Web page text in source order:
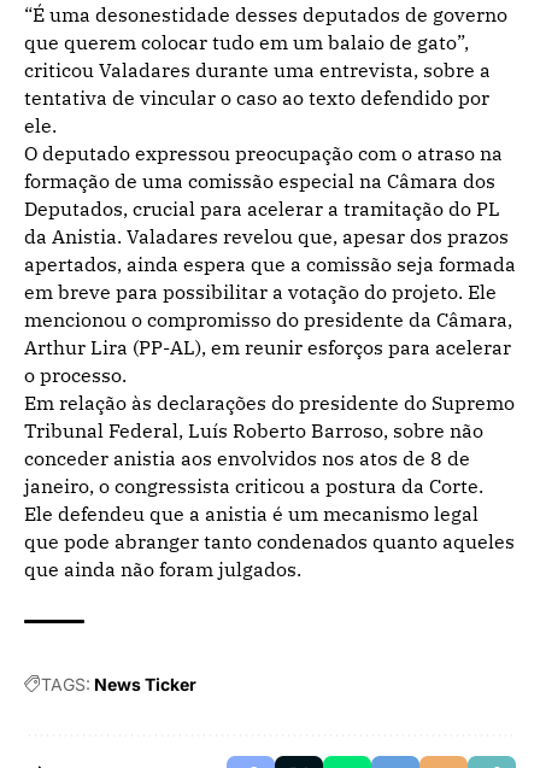
“É uma desonestidade desses deputados de governo
que querem colocar tudo em um balaio de gato”,
criticou Valadares durante uma entrevista, sobre a
tentativa de vincular o caso ao texto defendido por
ele.
O deputado expressou preocupação com o atraso na
formação de uma comissão especial na Câmara dos
Deputados, crucial para acelerar a tramitação do PL
da Anistia. Valadares revelou que, apesar dos prazos
apertados, ainda espera que a comissão seja formada
em breve para possibilitar a votação do projeto. Ele
mencionou o compromisso do presidente da Câmara,
Arthur Lira (PP-AL), em reunir esforços para acelerar
o processo.
Em relação às declarações do presidente do Supremo
Tribunal Federal, Luís Roberto Barroso, sobre não
conceder anistia aos envolvidos nos atos de 8 de
janeiro, o congressista criticou a postura da Corte.
Ele defendeu que a anistia é um mecanismo legal
que pode abranger tanto condenados quanto aqueles
que ainda não foram julgados.
TAGS: News Ticker